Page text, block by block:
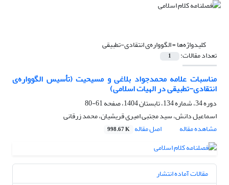
کلیدواژه‌ها =الگوواره‌ی انتقادی-تطبیقی
تعداد مقالات: 1
مناسبات علامه محمدجواد بلاغی و مسیحیت (تأسیس الگوواره‌ی
انتقادی-تطبیقی در الهیات اسلامی)
دوره 34، شماره 134، تابستان 1404، صفحه
61-80
اسماعیل دانش، سید مجتبی امیری قریشیان، محمد زرقانی
مشاهده مقاله
اصل مقاله 998.67 K
مقالات آماده انتشار